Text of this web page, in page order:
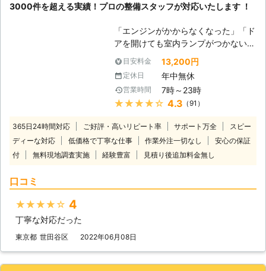
3000件を超える実績！プロの整備スタッフが対応いたします ！
「エンジンがかからなくなった」「ド
アを開けても室内ランプがつかない」
バッテリーが上がってしまうと車にこ
のような症状があらわれます。 普段
は動いていた車が突然動かなくなって
は大変困りますし、慣れていない方は
パニックにもなりますよね。 ヒリつ
たらいいのか判断に迷うことと思いま
す。 そんな時には、日本救急サービ
ス(株)までご連絡ください。お客様の
うえで、バッテリー上がりの原因や車
開始いたします。 お見積り後の追加
料金は発生しませんのでご安心くださ
い。 出張無料となります。お気軽に
目安料金 13,200円
定休日 年中無休
営業時間 7時～23時
★★★★★ 4.3 （91）
365日24時間対応 ご好評・高いリピート率 サポート万全
スピー
ディーな対応
低価格で丁寧な仕事 作業外注一切なし
安心の保証
付
無料現地調査実施 経験豊富 見積り後追加料金無し
口コミ
★★★★★ 4
丁寧な対応だった
東京都 世田谷区 2022年06月08日